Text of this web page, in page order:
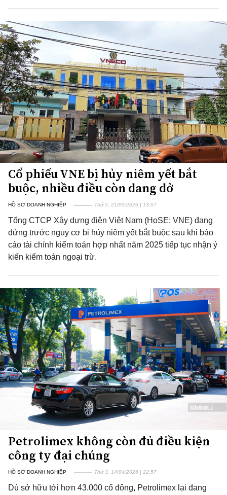
Cổ phiếu VNE bị hủy niêm yết bắt
buộc, nhiều điều còn dang dở
HỒ SƠ DOANH NGHIỆP Thứ 5, 21/05/2026 | 13:07
Tổng CTCP Xây dựng điện Việt Nam (HoSE: VNE) đang
đứng trước nguy cơ bị hủy niêm yết bắt buộc sau khi báo
cáo tài chính kiểm toán hợp nhất năm 2025 tiếp tục nhận ý
kiến kiểm toán ngoại trừ.
Petrolimex không còn đủ điều kiện
công ty đại chúng
HỒ SƠ DOANH NGHIỆP Thứ 3, 14/04/2026 | 22:57
Dù sở hữu tới hơn 43.000 cổ đông, Petrolimex lại đang